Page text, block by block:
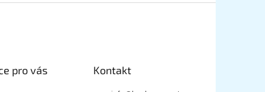
pro vás Kontakt